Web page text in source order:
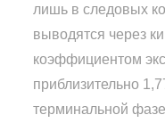
лишь в следовых
выводятся через
коэффициентом
приблизительно
терминальной